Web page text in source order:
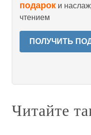
подарок и
чтением
ПОЛУЧИТЬ
Читайте